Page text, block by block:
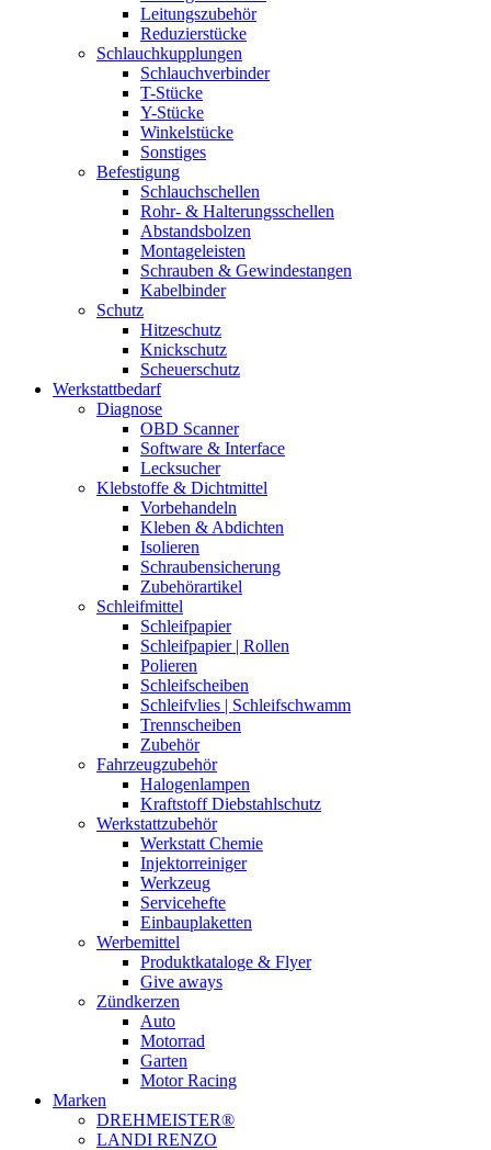
Leitungszubehör
Reduzierstücke
Schlauchkupplungen
Schlauchverbinder
T-Stücke
Y-Stücke
Winkelstücke
Sonstiges
Befestigung
Schlauchschellen
Rohr- & Halterungsschellen
Abstandsbolzen
Montageleisten
Schrauben & Gewindestangen
Kabelbinder
Schutz
Hitzeschutz
Knickschutz
Scheuerschutz
Werkstattbedarf
Diagnose
OBD Scanner
Software & Interface
Lecksucher
Klebstoffe & Dichtmittel
Vorbehandeln
Kleben & Abdichten
Isolieren
Schraubensicherung
Zubehörartikel
Schleifmittel
Schleifpapier
Schleifpapier | Rollen
Polieren
Schleifscheiben
Schleifvlies | Schleifschwamm
Trennscheiben
Zubehör
Fahrzeugzubehör
Halogenlampen
Kraftstoff Diebstahlschutz
Werkstattzubehör
Werkstatt Chemie
Injektorreiniger
Werkzeug
Servicehefte
Einbauplaketten
Werbemittel
Produktkataloge & Flyer
Give aways
Zündkerzen
Auto
Motorrad
Garten
Motor Racing
Marken
DREHMEISTER®
LANDI RENZO